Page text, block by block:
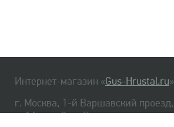
Интернет-магазин «Gus-Hrustal.ru»
г. Москва, 1-й Варшавский проезд,
д. 1А, стр. 3, м. Варшавская